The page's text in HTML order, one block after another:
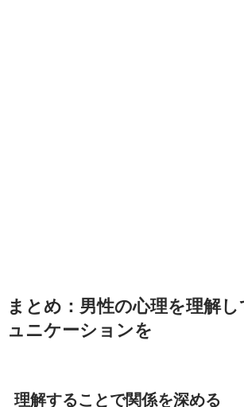
まとめ：男性の心理を理解し
ュニケーションを
理解することで関係を深める